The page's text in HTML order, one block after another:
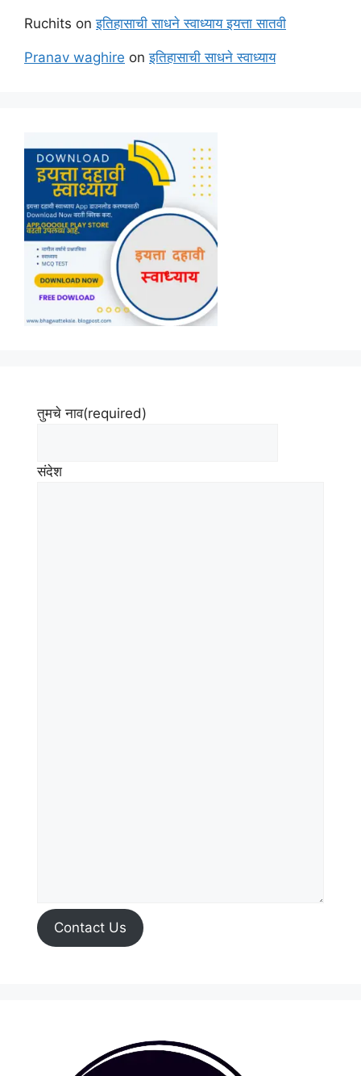
Ruchits onइतिहासाची साधने स्वाध्याय इयत्ता सातवी
Pranav waghire onइतिहासाची साधने स्वाध्याय
तुमचे नाव(required)
संदेश
Contact Us